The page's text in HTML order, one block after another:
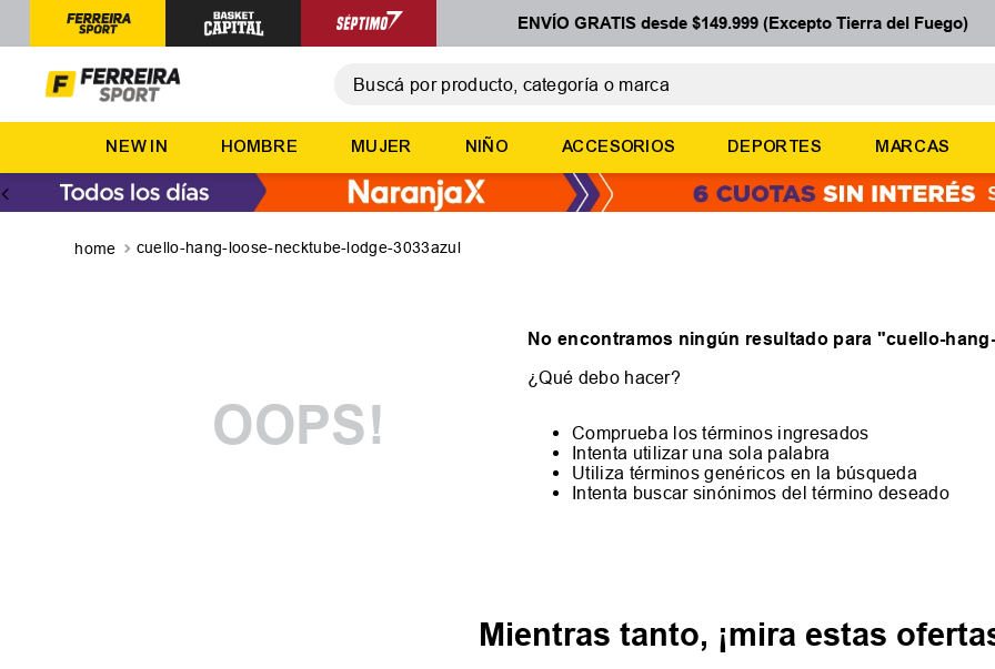
ENVÍO GRATIS desde $149.999 (Excepto Tierra del Fuego)
NEW IN HOMBRE MUJER NIÑO ACCESORIOS DEPORTES MARCAS
cuello-hang-loose-necktube-lodge-3033azul
OOPS!
No encontramos ningún resultado para "cuello-
¿Qué debo hacer?
Comprueba los términos ingresados
Intenta utilizar una sola palabra
Utiliza términos genéricos en la búsqueda
Intenta buscar sinónimos del término deseado
Mientras tanto, ¡mira estas
TÉRMINOS MÁS BUSCADOS
2
zapatillas